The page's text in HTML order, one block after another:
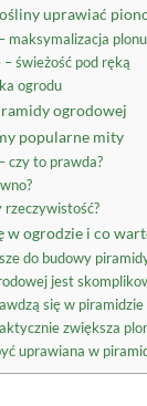
uprawiać
maksymalizacja plonu
świeżość pod ręką
ogrodu
ogrodowej
popularne mity
czy to prawda?
w ogrodzie i co
do budowy
jest
się w
zwiększa
uprawiana w